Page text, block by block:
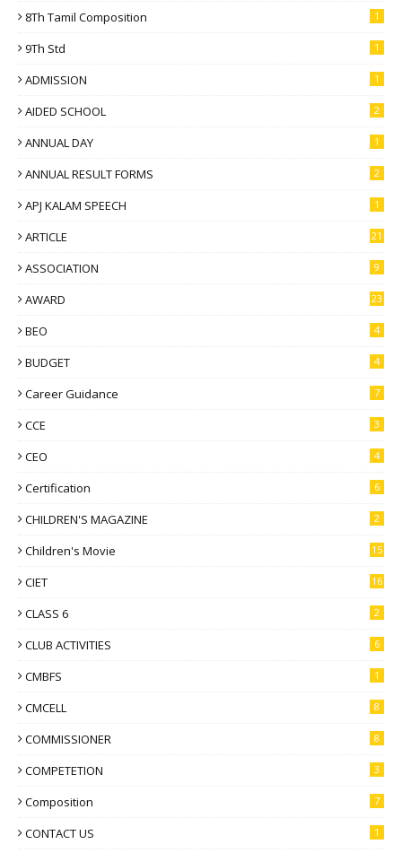
8Th Tamil Composition 1
9Th Std 1
ADMISSION 1
AIDED SCHOOL 2
ANNUAL DAY 1
ANNUAL RESULT FORMS 2
APJ KALAM SPEECH 1
ARTICLE 21
ASSOCIATION 9
AWARD 23
BEO 4
BUDGET 4
Career Guidance 7
CCE 3
CEO 4
Certification 6
CHILDREN'S MAGAZINE 2
Children's Movie 15
CIET 16
CLASS 6 2
CLUB ACTIVITIES 6
CMBFS 1
CMCELL 8
COMMISSIONER 8
COMPETETION 3
Composition 7
CONTACT US 1